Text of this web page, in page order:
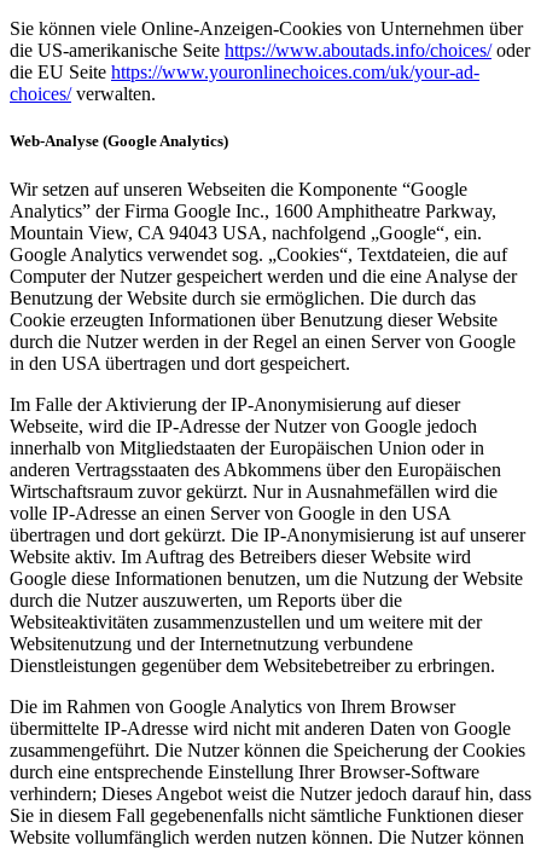
Sie können viele Online-Anzeigen-Cookies von Unternehmen über
die US-amerikanische Seite https://www.aboutads.info/choices/oder
die EU Seite https://www.youronlinechoices.com/uk/your-ad-
choices/verwalten.
Web-Analyse (Google Analytics)
Wir setzen auf unseren Webseiten die Komponente “Google
Analytics” der Firma Google Inc., 1600 Amphitheatre Parkway,
Mountain View, CA 94043 USA, nachfolgend „Google“, ein.
Google Analytics verwendet sog. „Cookies“, Textdateien, die auf
Computer der Nutzer gespeichert werden und die eine Analyse der
Benutzung der Website durch sie ermöglichen. Die durch das
Cookie erzeugten Informationen über Benutzung dieser Website
durch die Nutzer werden in der Regel an einen Server von Google
in den USA übertragen und dort gespeichert.
Im Falle der Aktivierung der IP-Anonymisierung auf dieser
Webseite, wird die IP-Adresse der Nutzer von Google jedoch
innerhalb von Mitgliedstaaten der Europäischen Union oder in
anderen Vertragsstaaten des Abkommens über den Europäischen
Wirtschaftsraum zuvor gekürzt. Nur in Ausnahmefällen wird die
volle IP-Adresse an einen Server von Google in den USA
übertragen und dort gekürzt. Die IP-Anonymisierung ist auf unserer
Website aktiv. Im Auftrag des Betreibers dieser Website wird
Google diese Informationen benutzen, um die Nutzung der Website
durch die Nutzer auszuwerten, um Reports über die
Websiteaktivitäten zusammenzustellen und um weitere mit der
Websitenutzung und der Internetnutzung verbundene
Dienstleistungen gegenüber dem Websitebetreiber zu erbringen.
Die im Rahmen von Google Analytics von Ihrem Browser
übermittelte IP-Adresse wird nicht mit anderen Daten von Google
zusammengeführt. Die Nutzer können die Speicherung der Cookies
durch eine entsprechende Einstellung Ihrer Browser-Software
verhindern; Dieses Angebot weist die Nutzer jedoch darauf hin, dass
Sie in diesem Fall gegebenenfalls nicht sämtliche Funktionen dieser
Website vollumfänglich werden nutzen können. Die Nutzer können